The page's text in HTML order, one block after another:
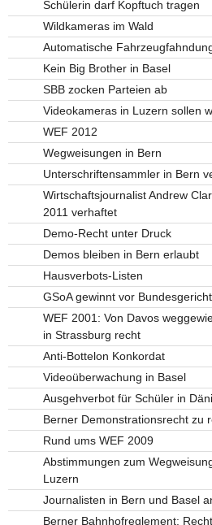
Schülerin darf Kopftuch tragen
Wildkameras im Wald
Automatische
Kein Big Brother in Basel
SBB zocken Parteien ab
Videokameras in Luzern sollen
WEF 2012
Wegweisungen in Bern
Unterschriftensammler in Bern
Wirtschaftsjournalist Andrew
2011 verhaftet
Demo-Recht unter Druck
Demos bleiben in Bern erlaubt
Hausverbots-Listen
GSoA gewinnt vor
WEF 2001: Von Davos
in Strassburg recht
Anti-Bottelon Konkordat
Videoüberwachung in Basel
Ausgehverbot für Schüler in
Berner Demonstrationsrecht zu
Rund ums WEF 2009
Abstimmungen zum
Luzern
Journalisten in Bern und Basel
Berner Bahnhofreglement: